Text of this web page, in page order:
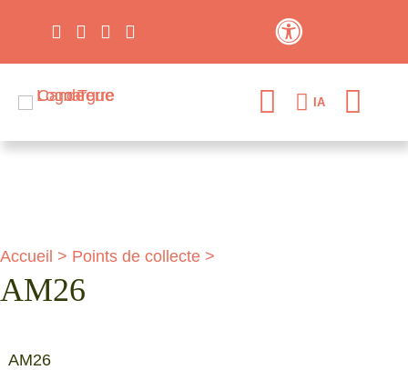
IA
Accueil > Points de collecte >
AM26
AM26